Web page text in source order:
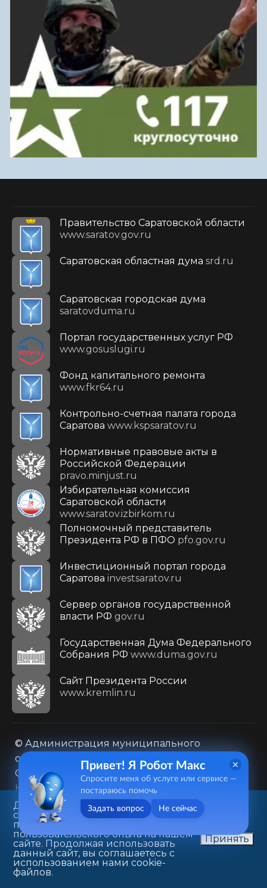
Правительство Саратовской области
www.saratov.gov.ru
Саратовская областная дума srd.ru
Саратовская городская дума
saratovduma.ru
Портал государственных услуг РФ
www.gosuslugi.ru
Фонд капитального ремонта
www.fkr64.ru
Контрольно-счетная палата города
Саратова www.kspsaratov.ru
Нормативные правовые акты в
Российской Федерации
pravo.minjust.ru
Избирательная комиссия
Саратовской области
www.saratov.izbirkom.ru
Полномочный представитель
Президента РФ в ПФО pfo.gov.ru
Инвестиционный портал города
Саратова investsaratov.ru
Сервер органов государственной
власти РФ gov.ru
Государственная Дума Федерального
Собрания РФ www.duma.gov.ru
Cайт Президента России
www.kremlin.ru
© Администрация муниципального
образования городского округа «Город
Саратов»
Контакты
Карта сайта
Политика в отношении обработки
персональных данных
410031, г. Саратов, ул. Первомайская, д. 78
+7(8452)26-02-49
Данный веб-сайт использует
cookie-файлы в целях
предоставления вам лучшего
пользовательского опыта на нашем
сайте. Продолжая использовать
данный сайт, вы соглашаетесь с
использованием нами cookie-
файлов.
Принять
Привет! Я Робот Макс
Спросите меня об услуге или сервисе —
постараюсь помочь
Задать вопрос Не сейчас